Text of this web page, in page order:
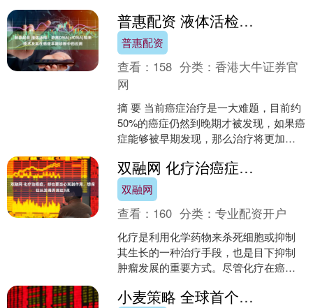
详）。 近期外院C....
普惠配资 液体活检：游离DNA(cfDNA)检测技术及其在癌症早期诊断中的应用
普惠配资
查看： 158 分类：香港大牛证券官
网
摘 要 当前癌症治疗是一大难题，目前约
50%的癌症仍然到晚期才被发现，如果癌
症能够被早期发现，那么治疗将更加有
癌症早筛意义重大....
双融网 化疗治癌症，却也要当心其副作用，想保住头发得弄清这3点
双融网
查看： 160 分类：专业配资开户
化疗是利用化学药物来杀死细胞或抑制
其生长的一种治疗手段，也是目下抑制
肿瘤发展的重要方式。尽管化疗在癌症
地带有副作用，脱发便是最....
小麦策略 全球首个！乐普生物 EGFR ADC 获批上市